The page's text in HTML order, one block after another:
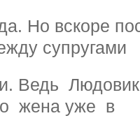
Но вскоре
супругами
Ведь
жена уже в